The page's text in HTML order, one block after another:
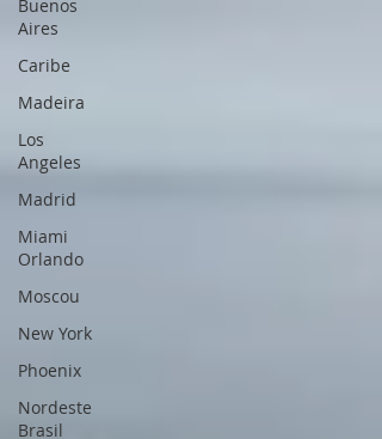
Buenos
Aires
Caribe
Madeira
Los
Angeles
Madrid
Miami
Orlando
Moscou
New York
Phoenix
Nordeste
Brasil